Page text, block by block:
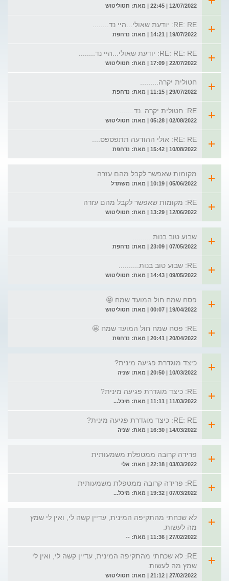
12/07/2022 | 22:45 | מאת: חטוליטוש
RE: RE: יודעת שאולי...היי נד........
19/07/2022 | 14:21 | מאת: נדחפת
RE: RE: RE: יודעת שאולי...היי נד........
22/07/2022 | 17:09 | מאת: חטוליטוש
חטולית יקרה.........
29/07/2022 | 11:15 | מאת: נדחפת
RE: חטולית יקרה..נד.......
02/08/2022 | 05:28 | מאת: חטוליטוש
RE: RE: אולי ההודעה תתפספס....
10/08/2022 | 15:42 | מאת: נדחפת
מקומות שאפשר לקבל מהם עזרה
05/06/2022 | 10:19 | מאת: משתדל
RE: מקומות שאפשר לקבל מהם עזרה
12/06/2022 | 13:29 | מאת: חטוליטוש
שבוע טוב בנות..........
07/05/2022 | 23:09 | מאת: נדחפת
RE: שבוע טוב בנות..........
09/05/2022 | 14:43 | מאת: חטוליטוש
פסח שמח חול המועד שמח 🤩
19/04/2022 | 00:07 | מאת: חטוליטוש
RE: פסח שמח חול המועד שמח 🤩
20/04/2022 | 20:41 | מאת: נדחפת
כיצד מוגדרת פגיעה מינית?
10/03/2022 | 20:50 | מאת: שניה
RE: כיצד מוגדרת פגיעה מינית?
11/03/2022 | 11:11 | מאת: מיכל...
RE: RE: כיצד מוגדרת פגיעה מינית?
14/03/2022 | 16:30 | מאת: שניה
פרידה קרובה ממטפלת משמעותית
03/03/2022 | 22:18 | מאת: אלי
RE: פרידה קרובה ממטפלת משמעותית
07/03/2022 | 19:32 | מאת: מיכל...
לא שכחתי מהתקיפה המינית, עדיין קשה לי, ואין לי שמץ
מה לעשות.
27/02/2022 | 11:36 | מאת: --
RE: לא שכחתי מהתקיפה המינית, עדיין קשה לי, ואין לי
שמץ מה לעשות.
27/02/2022 | 21:12 | מאת: חטוליטוש